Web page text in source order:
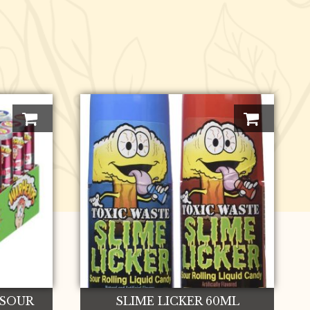
SLIME LICKER 60ML